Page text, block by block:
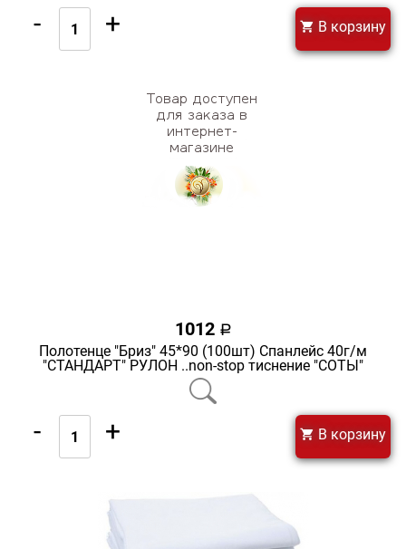
- + В корзину
1012 a
Полотенце "Бриз" 45*90 (100шт) Спанлейс 40г/м
"СТАНДАРТ" РУЛОН ..non-stop тиснение "СОТЫ"
- + В корзину